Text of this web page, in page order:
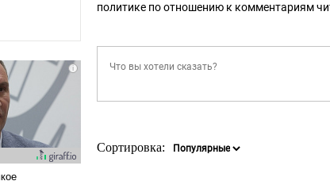
политике по отношению к комментариям
Сортировка: